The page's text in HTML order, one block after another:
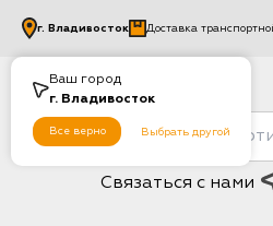
Ваш город
г. Владивосток
Все верно Выбрать другой
г. Владивосток Доставка
Связаться с нами